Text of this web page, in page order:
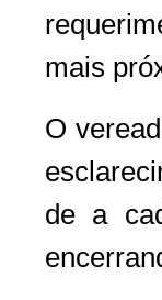
mais
O
de a